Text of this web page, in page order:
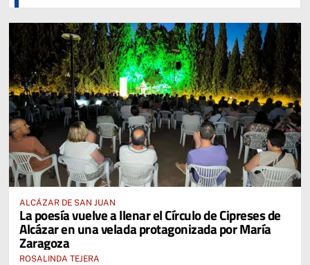
ALCÁZAR DE SAN JUAN
La poesía vuelve a llenar el Círculo de Cipreses de
Alcázar en una velada protagonizada por María
Zaragoza
ROSALINDA TEJERA